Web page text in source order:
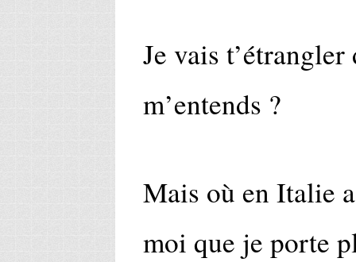
Je vais
m’entends ?
Mais où en Italie
moi que je porte